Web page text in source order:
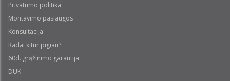
Privatumo politika
Montavimo paslaugos
Konsultacija
Radai kitur pigiau?
60d. grąžinimo garantija
DUK